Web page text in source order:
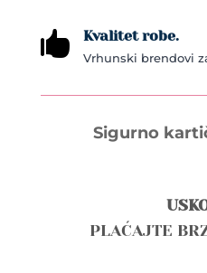
 Kvalitet robe.
Vrhunski brendovi
Sigurno
PLAĆAJTE